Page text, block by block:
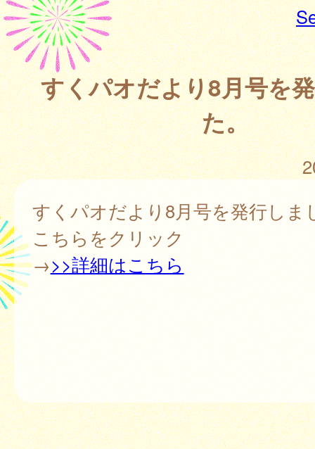
すくパオだより8月号を
た。
すくパオだより8月号を発行しま
こちらをクリック
→>>詳細はこちら